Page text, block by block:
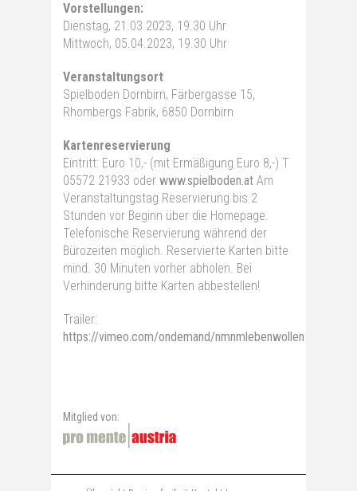
Vorstellungen:
Dienstag, 21.03.2023, 19.30 Uhr
Mittwoch, 05.04.2023, 19.30 Uhr
Veranstaltungsort
Spielboden Dornbirn, Färbergasse 15,
Rhombergs Fabrik, 6850 Dornbirn
Kartenreservierung
Eintritt: Euro 10,- (mit Ermäßigung Euro 8,-) T
05572 21933 oder www.spielboden.at Am
Veranstaltungstag Reservierung bis 2
Stunden vor Beginn über die Homepage.
Telefonische Reservierung während der
Bürozeiten möglich. Reservierte Karten bitte
mind. 30 Minuten vorher abholen. Bei
Verhinderung bitte Karten abbestellen!
Trailer:
https://vimeo.com/ondemand/nmnmlebenwollen
Mitglied von: